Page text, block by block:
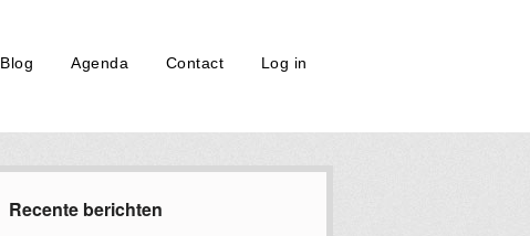
Blog Agenda Contact Log in
Recente berichten